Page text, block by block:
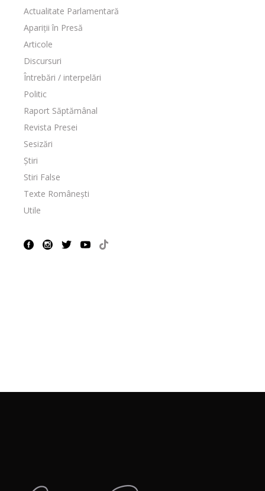
Actualitate Parlamentară
Apariții în Presă
Articole
Discursuri
Întrebări / interpelări
Politic
Raport Săptămânal
Revista Presei
Sesizări
Știri
Stiri False
Texte Românești
Utile